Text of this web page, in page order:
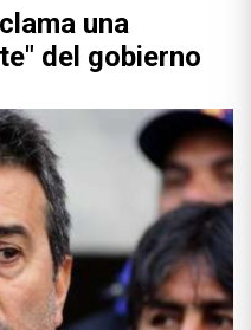
una
del gobierno